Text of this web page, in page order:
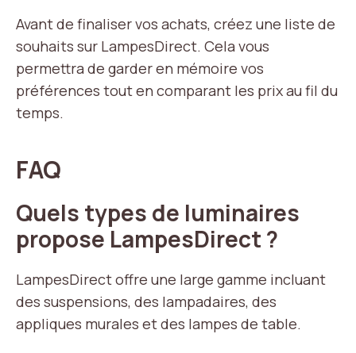
Avant de finaliser vos achats, créez une liste de
souhaits sur LampesDirect. Cela vous
permettra de garder en mémoire vos
préférences tout en comparant les prix au fil du
temps.
FAQ
Quels types de luminaires
propose LampesDirect ?
LampesDirect offre une large gamme incluant
des suspensions, des lampadaires, des
appliques murales et des lampes de table.